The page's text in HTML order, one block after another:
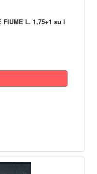
FIUME L. 1,75+1 su l